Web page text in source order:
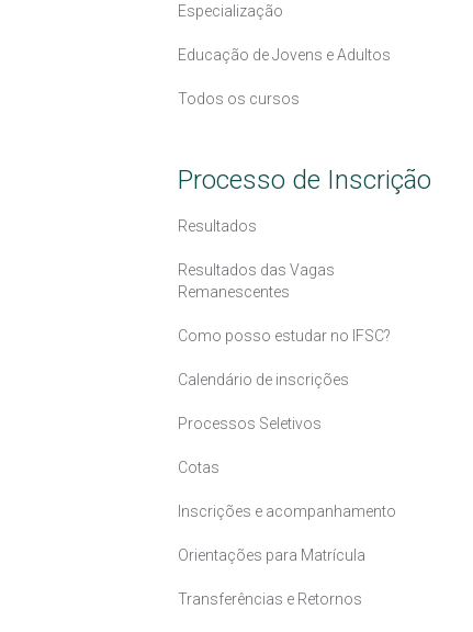
Especialização
Educação de Jovens e Adultos
Todos os cursos
Processo de Inscrição
Resultados
Resultados das Vagas
Remanescentes
Como posso estudar no IFSC?
Calendário de inscrições
Processos Seletivos
Cotas
Inscrições e acompanhamento
Orientações para Matrícula
Transferências e Retornos